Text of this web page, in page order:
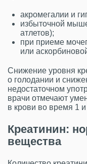
акромегалии и
избыточной
атлетов);
при приеме
или
Снижение уровня
о голодании и
недостаточном
врачи отмечают
в крови во время 1
Креатинин:
вещества